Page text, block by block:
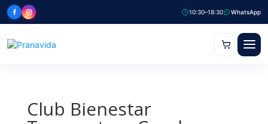
10:30–18:30 WhatsApp
Club Bienestar